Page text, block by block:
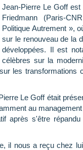
Jean-Pierre Le Goff
Friedmann (Paris-
Politique Autrement »,
sur le renouveau de la
développées. Il est
célèbres sur la
les transformations
Le Goff était
au
après s'être
il nous a reçu chez